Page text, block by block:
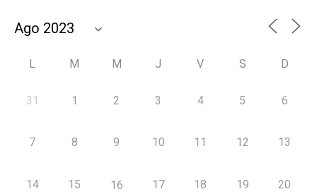
L M M J V S D
31 1 2 3 4 5 6
7 8 9 10 11 12 13
14 15 16 17 18 19 20